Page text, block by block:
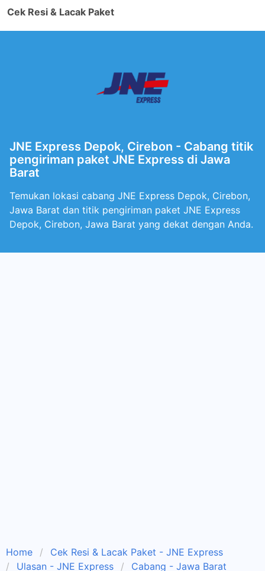
Cek Resi & Lacak Paket
JNE Express Depok, Cirebon - Cabang titik
pengiriman paket JNE Express di Jawa
Barat
Temukan lokasi cabang JNE Express Depok, Cirebon,
Jawa Barat dan titik pengiriman paket JNE Express
Depok, Cirebon, Jawa Barat yang dekat dengan Anda.
Home
Cek Resi & Lacak Paket - JNE Express
Ulasan - JNE Express
Cabang - Jawa Barat